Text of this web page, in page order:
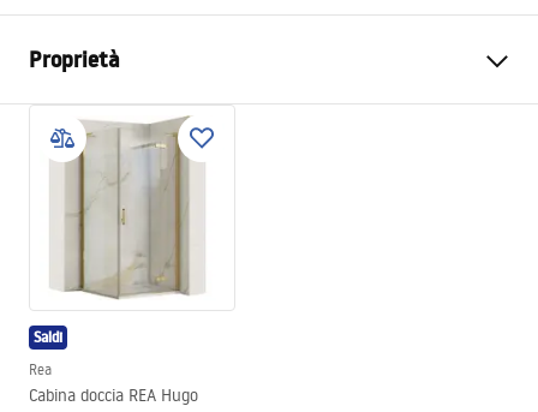
Proprietà
Colore
Materiale
Codice produttore
Garanzia
Saldi
Rea
Cabina doccia REA Hugo